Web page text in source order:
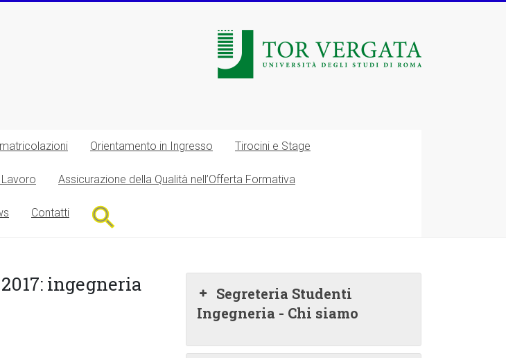
Orientamento in Ingresso Tirocini e Stage
Assicurazione della Qualità nell’Offerta Formativa
Contatti
ingegneria
Segreteria Studenti
Ingegneria - Chi siamo